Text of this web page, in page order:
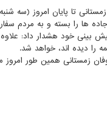
تا پایان امروز (سه
ها را بسته و به مردم
بینی خود هشدار داد:
را دیده اند، خواهد شد.
زمستانی همین طور